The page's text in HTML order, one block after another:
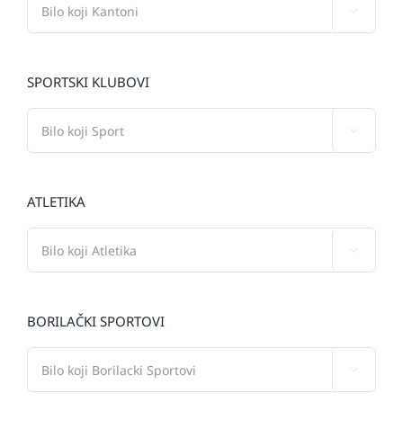
SPORTSKI KLUBOVI
ATLETIKA
BORILAČKI SPORTOVI